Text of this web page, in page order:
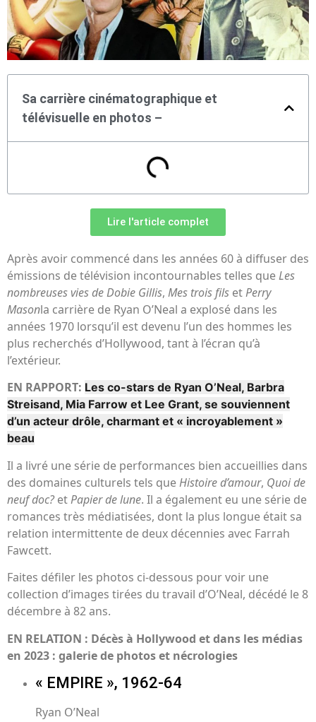
Sa carrière cinématographique et
télévisuelle en photos –
Lire l'article complet
Après avoir commencé dans les années 60 à diffuser des
émissions de télévision incontournables telles queLes
nombreuses vies de Dobie Gillis, Mes trois fils etPerry
Masonla carrière de Ryan O’Neal a explosé dans les
années 1970 lorsqu’il est devenu l’un des hommes les
plus recherchés d’Hollywood, tant à l’écran qu’à
l’extérieur.
EN RAPPORT: Les co-stars de Ryan O’Neal, Barbra
Streisand, Mia Farrow et Lee Grant, se souviennent
d’un acteur drôle, charmant et « incroyablement »
beau
Il a livré une série de performances bien accueillies dans
des domaines culturels tels queHistoire d’amour, Quoi de
neuf doc?etPapier de lune. Il a également eu une série de
romances très médiatisées, dont la plus longue était sa
relation intermittente de deux décennies avec Farrah
Fawcett.
Faites défiler les photos ci-dessous pour voir une
collection d’images tirées du travail d’O’Neal, décédé le 8
décembre à 82 ans.
EN RELATION : Décès à Hollywood et dans les médias
en 2023 : galerie de photos et nécrologies
« EMPIRE », 1962-64
Ryan O’Neal